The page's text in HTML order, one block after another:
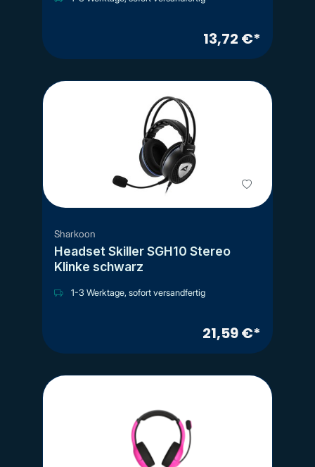
13,72 €*
Sharkoon
Headset Skiller SGH10 Stereo
Klinke schwarz
1-3 Werktage, sofort versandfertig
21,59 €*